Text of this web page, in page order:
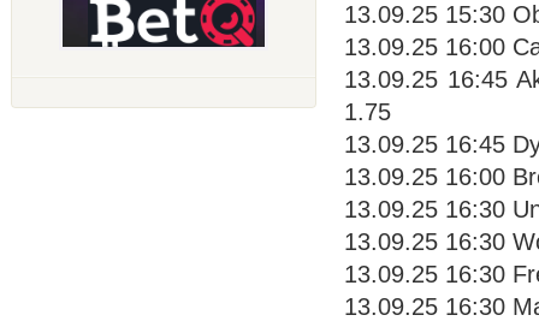
13.09.25 15:30
13.09.25 16:00
13.09.25 16:45
1.75
13.09.25 16:45
13.09.25 16:00
13.09.25 16:30
13.09.25 16:30
13.09.25 16:30
13.09.25 16:30